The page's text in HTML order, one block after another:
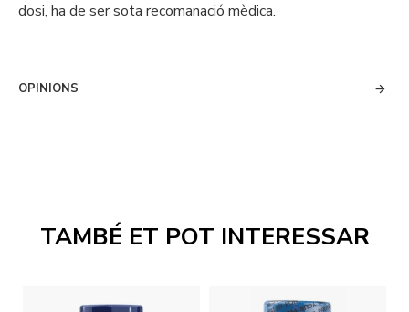
TAMBÉ ET POT INTERESSAR
dosi, ha de ser sota recomanació mèdica.
OPINIONS